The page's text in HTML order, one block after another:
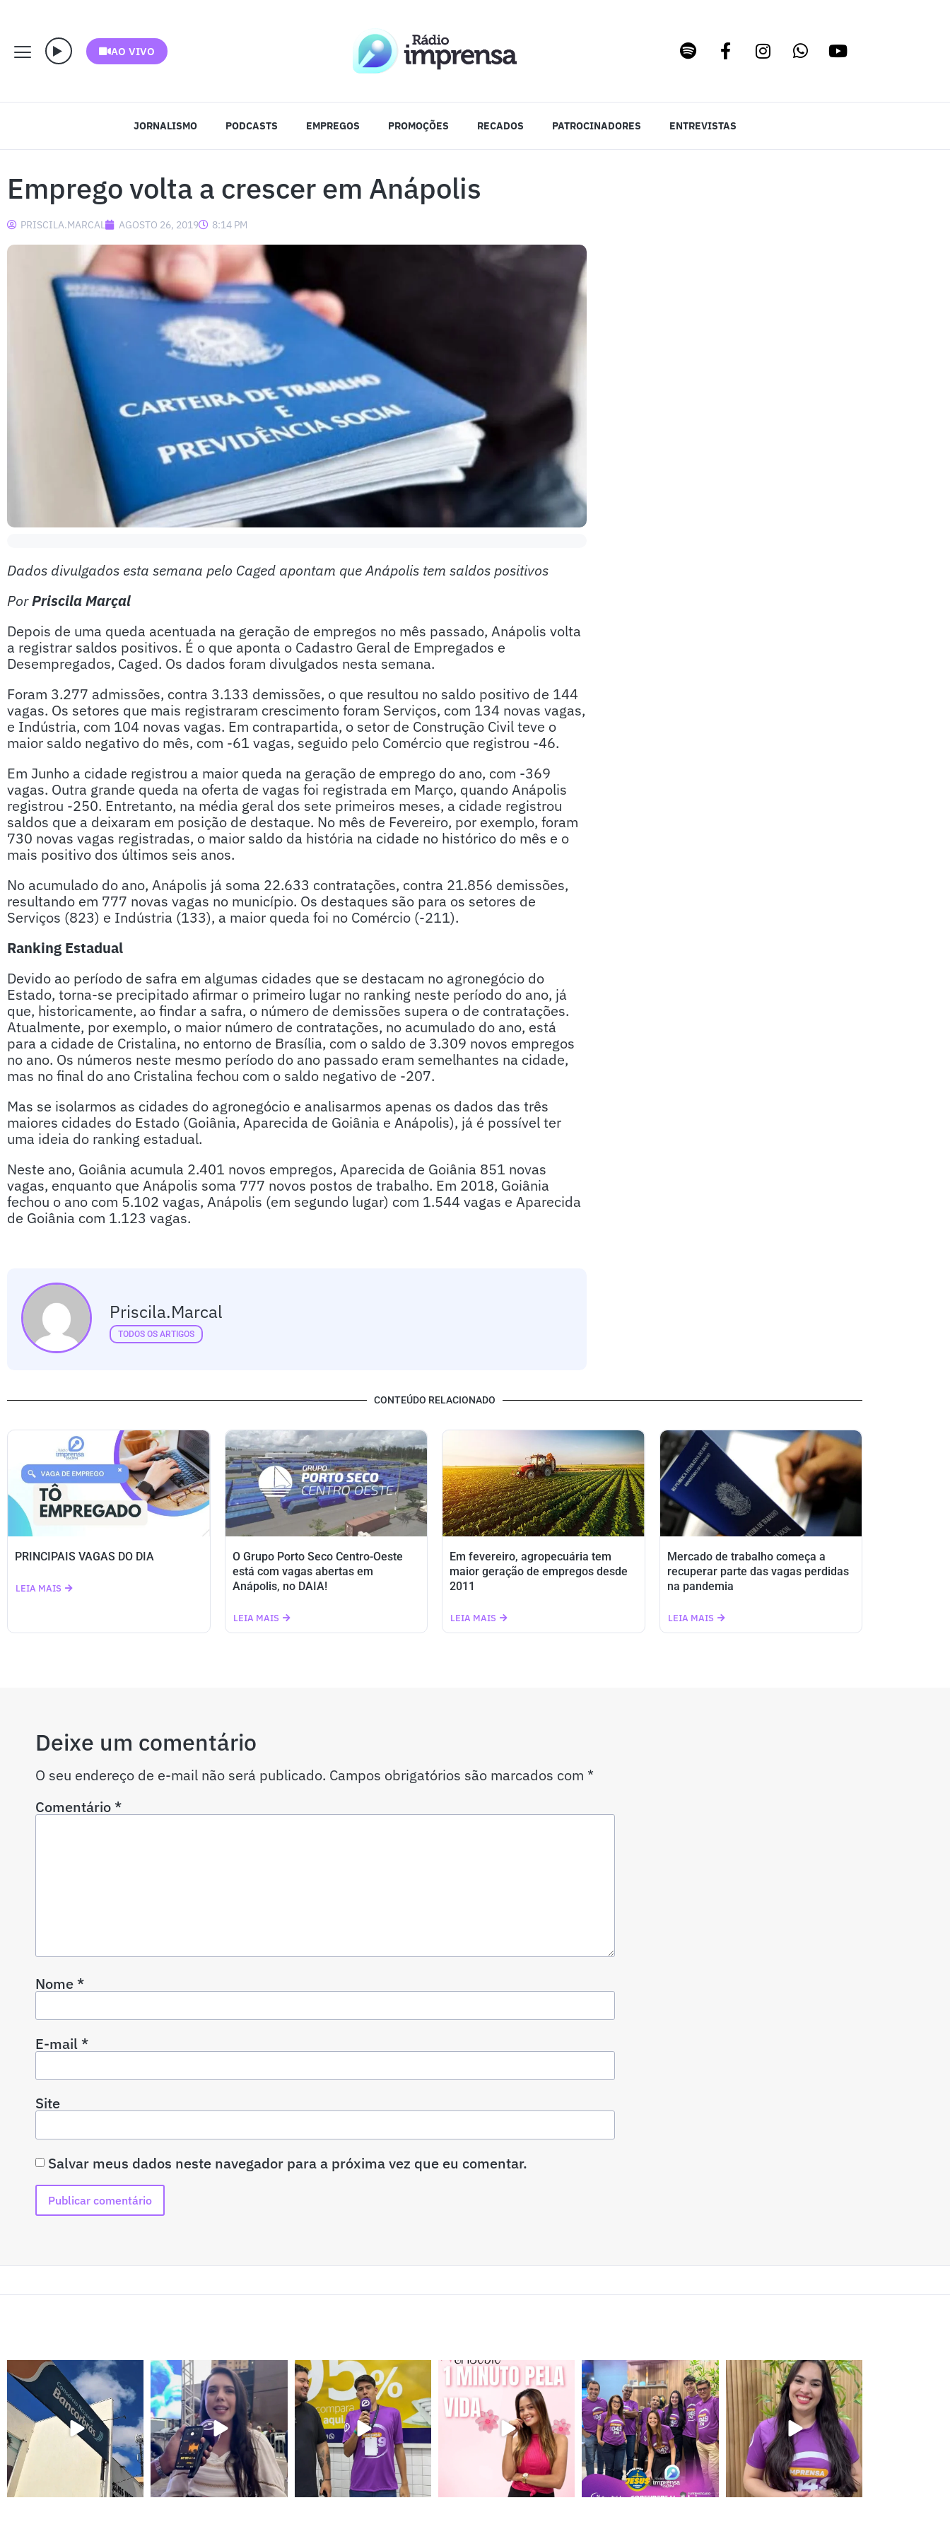
AO VIVO
JORNALISMO PODCASTS EMPREGOS PROMOÇÕES RECADOS PATROCINADORES ENTREVISTAS
Emprego volta a crescer em Anápolis
PRISCILA.MARCAL AGOSTO 26, 2019 8:14 PM
Dados divulgados esta semana pelo Caged apontam que Anápolis tem saldos positivos
PorPriscila Marçal
Depois de uma queda acentuada na geração de empregos no mês passado, Anápolis volta
a registrar saldos positivos. É o que aponta o Cadastro Geral de Empregados e
Desempregados, Caged. Os dados foram divulgados nesta semana.
Foram 3.277 admissões, contra 3.133 demissões, o que resultou no saldo positivo de 144
vagas. Os setores que mais registraram crescimento foram Serviços, com 134 novas vagas,
e Indústria, com 104 novas vagas. Em contrapartida, o setor de Construção Civil teve o
maior saldo negativo do mês, com -61 vagas, seguido pelo Comércio que registrou -46.
Em Junho a cidade registrou a maior queda na geração de emprego do ano, com -369
vagas. Outra grande queda na oferta de vagas foi registrada em Março, quando Anápolis
registrou -250. Entretanto, na média geral dos sete primeiros meses, a cidade registrou
saldos que a deixaram em posição de destaque. No mês de Fevereiro, por exemplo, foram
730 novas vagas registradas, o maior saldo da história na cidade no histórico do mês e o
mais positivo dos últimos seis anos.
No acumulado do ano, Anápolis já soma 22.633 contratações, contra 21.856 demissões,
resultando em 777 novas vagas no município. Os destaques são para os setores de
Serviços (823) e Indústria (133), a maior queda foi no Comércio (-211).
Ranking Estadual
Devido ao período de safra em algumas cidades que se destacam no agronegócio do
Estado, torna-se precipitado afirmar o primeiro lugar no ranking neste período do ano, já
que, historicamente, ao findar a safra, o número de demissões supera o de contratações.
Atualmente, por exemplo, o maior número de contratações, no acumulado do ano, está
para a cidade de Cristalina, no entorno de Brasília, com o saldo de 3.309 novos empregos
no ano. Os números neste mesmo período do ano passado eram semelhantes na cidade,
mas no final do ano Cristalina fechou com o saldo negativo de -207.
Mas se isolarmos as cidades do agronegócio e analisarmos apenas os dados das três
maiores cidades do Estado (Goiânia, Aparecida de Goiânia e Anápolis), já é possível ter
uma ideia do ranking estadual.
Neste ano, Goiânia acumula 2.401 novos empregos, Aparecida de Goiânia 851 novas
vagas, enquanto que Anápolis soma 777 novos postos de trabalho. Em 2018, Goiânia
fechou o ano com 5.102 vagas, Anápolis (em segundo lugar) com 1.544 vagas e Aparecida
de Goiânia com 1.123 vagas.
Priscila.marcal
TODOS OS ARTIGOS
CONTEÚDO RELACIONADO
PRINCIPAIS VAGAS DO DIA
LEIA MAIS
O Grupo Porto Seco Centro-Oeste
está com vagas abertas em
Anápolis, no DAIA!
LEIA MAIS
Em fevereiro, agropecuária tem
maior geração de empregos desde
2011
LEIA MAIS
Mercado de trabalho começa a
recuperar parte das vagas perdidas
na pandemia
LEIA MAIS
Deixe um comentário
O seu endereço de e-mail não será publicado. Campos obrigatórios são marcados com *
Comentário*
Nome*
E-mail*
Site
Salvar meus dados neste navegador para a próxima vez que eu comentar.